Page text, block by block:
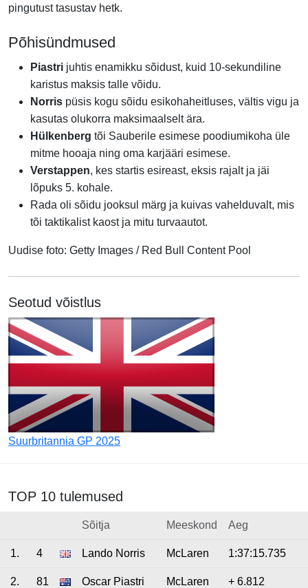
pingutust tasustav hetk.
Põhisündmused
Piastri juhtis enamikku sõidust, kuid 10-sekundiline
karistus maksis talle võidu.
Norris püsis kogu sõidu esikohaheitluses, vältis vigu ja
kasutas olukorra maksimaalselt ära.
Hülkenberg tõi Sauberile esimese poodiumikoha üle
mitme hooaja ning oma karjääri esimese.
Verstappen, kes startis esireast, eksis rajalt ja jäi
lõpuks 5. kohale.
Rada oli sõidu jooksul märg ja kuivas vahelduvalt, mis
tõi taktikalist kaost ja mitu turvaautot.
Uudise foto: Getty Images / Red Bull Content Pool
Seotud võistlus
Suurbritannia GP 2025
TOP 10 tulemused
Sõitja Meeskond Aeg
1. 4 Lando Norris McLaren 1:37:15.735
2. 81 Oscar Piastri McLaren + 6.812